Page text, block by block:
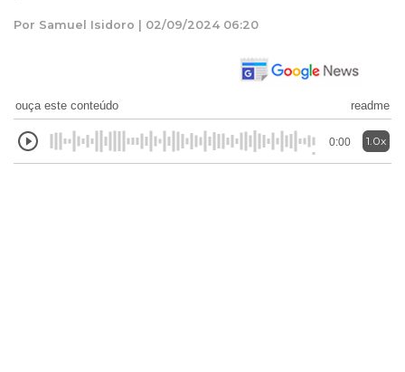
Por Samuel Isidoro | 02/09/2024 06:20
ouça este conteúdo readme
0:00 1.0x